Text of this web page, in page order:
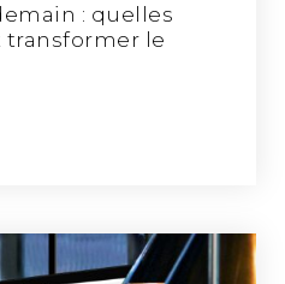
: quelles
le